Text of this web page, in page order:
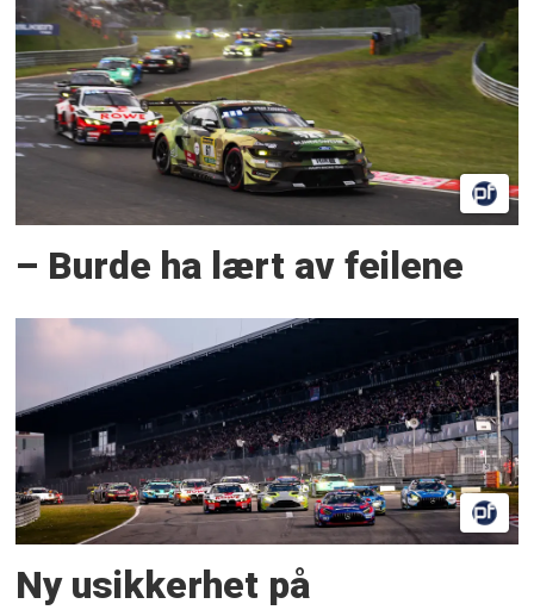
– Burde ha lært av feilene
Ny usikkerhet på